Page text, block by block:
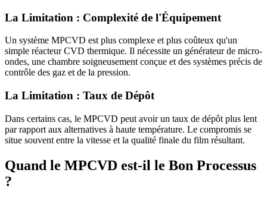
La Limitation : Complexité de l'Équipement
Un système MPCVD est plus complexe et plus coûteux qu'un
simple réacteur CVD thermique. Il nécessite un générateur de micro-
ondes, une chambre soigneusement conçue et des systèmes précis de
contrôle des gaz et de la pression.
La Limitation : Taux de Dépôt
Dans certains cas, le MPCVD peut avoir un taux de dépôt plus lent
par rapport aux alternatives à haute température. Le compromis se
situe souvent entre la vitesse et la qualité finale du film résultant.
Quand le MPCVD est-il le Bon Processus
?